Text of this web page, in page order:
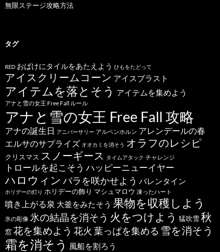
無限ステージ攻略方法
タグ
RED おばけにタイルをあたえよう ひもをたどって
アイスクリームコーン アイスブラスト
アイテムを落とそう アイテムを集めよう
アナと雪の女王 Free Fall ルール
アナと雪の女王 Free Fall 攻略
アナの誕生日 アニバーサリー アルペンホルン アレンデールの春
エルサのサプライズ オオカミを消そう オラフのレシピ
クリスマス スノーギース タイムアタック チャレンジ
トロールを起こそう ハッピーニューイヤー
ハロウィン バラを咲かせよう バレンタイン
ホリデーの灯り ホリデーの飾り マシュマロウ 凍ったハート
噴き上がる泉 大釜をみたそう 果物を収穫しよう
氷の彫像 氷の結晶を消そう 火をつけよう 猛吹雪秋
窓花を集めよう 花火 葉っぱを集める 雪を消そう
霜を消そう 風船を割ろう